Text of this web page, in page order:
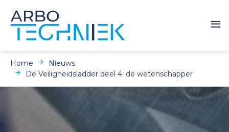
Home
Nieuws
De Veiligheidsladder deel 4: de wetenschapper